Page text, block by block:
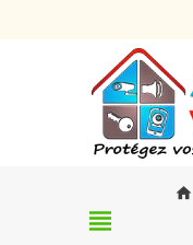
view_headline
home